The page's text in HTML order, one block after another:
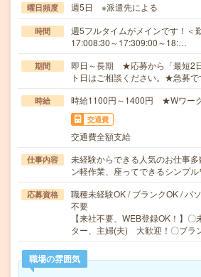
曜日頻度 週5日 ※派遣先による
時間
週5フルタイムがメインです！＜
17:008:30～17:309:00～18:…
期間
即日～長期 ★応募から「最短2
ト日はご相談ください。★急募で
時給 時給1100円～1400円 ★Wワー
交通費
交通費全額支給
仕事内容
未経験からできる人気のお仕事
ン軽作業、座ってできるシンプ
応募資格
職種未経験OK / ブランクOK / パ
不要
【来社不要、WEB登録OK！】
ター、主婦(夫) 大歓迎！〇ブラ
職場の雰囲気